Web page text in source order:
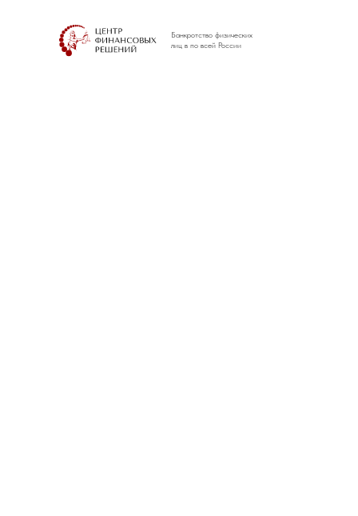
Банкротство физических
лиц в по всей России